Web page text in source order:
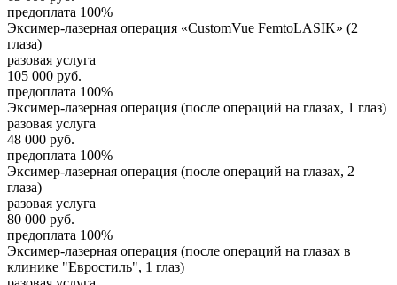
предоплата 100%
Эксимер-лазерная операция «CustomVue FemtoLASIK» (2
глаза)
разовая услуга
105 000 руб.
предоплата 100%
Эксимер-лазерная операция (после операций на глазах, 1 глаз)
разовая услуга
48 000 руб.
предоплата 100%
Эксимер-лазерная операция (после операций на глазах, 2
глаза)
разовая услуга
80 000 руб.
предоплата 100%
Эксимер-лазерная операция (после операций на глазах в
клинике "Евростиль", 1 глаз)